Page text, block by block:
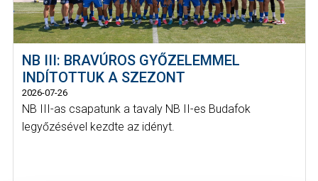
NB III: BRAVÚROS GYŐZELEMMEL
INDÍTOTTUK A SZEZONT
2026-07-26
NB III-as csapatunk a tavaly NB II-es Budafok
legyőzésével kezdte az idényt.